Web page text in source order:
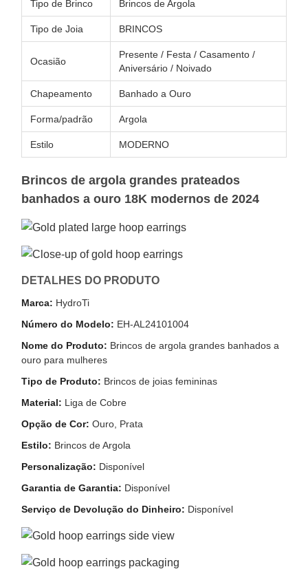
Tipo de Brinco Brincos de Argola
Tipo de Joia BRINCOS
Ocasião
Presente / Festa / Casamento /
Aniversário / Noivado
Chapeamento Banhado a Ouro
Forma/padrão Argola
Estilo MODERNO
Brincos de argola grandes prateados
banhados a ouro 18K modernos de 2024
DETALHES DO PRODUTO
Marca: HydroTi
Número do Modelo: EH-AL24101004
Nome do Produto: Brincos de argola grandes banhados a
ouro para mulheres
Tipo de Produto: Brincos de joias femininas
Material: Liga de Cobre
Opção de Cor: Ouro, Prata
Estilo: Brincos de Argola
Personalização: Disponível
Garantia de Garantia: Disponível
Serviço de Devolução do Dinheiro: Disponível